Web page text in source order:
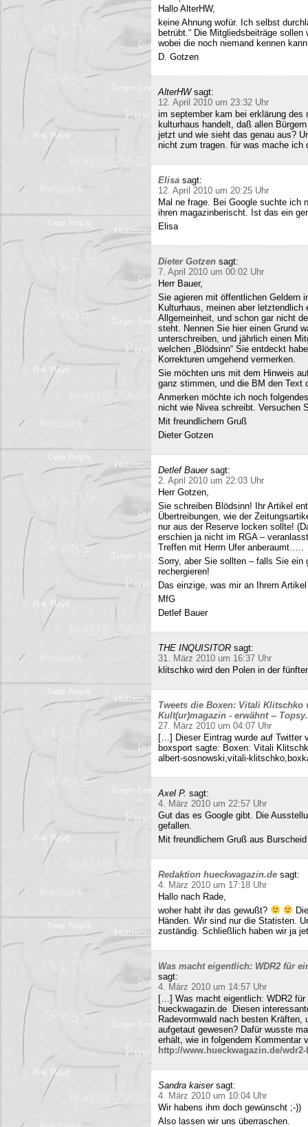
Hallo AlterHW,
keine Ahnung wofür. Ich selbst
betrübt.“ Die Mitgliedsbeiträge
wobei die noch niemand kennen
D. Gotzen
AlterHW sagt:
12. April 2010 um 23:32 Uhr
im september kam bei erklärung
kulturhaus handelt, daß allen
jetzt und wie sieht das genau aus?
nicht zum tragen. für was mache ich
Elisa sagt:
12. April 2010 um 20:25 Uhr
Mal ne frage. Bei Google suchte ich
ihren magazinberischt. Ist das ein
Elisa
Dieter Gotzen sagt:
7. April 2010 um 00:02 Uhr
Herr Bauer,
Sie agieren mit öffentlichen Geldern
Kulturhaus, meinen aber
Allgemeinheit, und schon gar nicht
steht. Nennen Sie hier einen Grund
unterschreiben, und jährlich einen
welchen „Blödsinn“ Sie entdeckt
Korrekturen umgehend vermerken.
Sie möchten uns mit dem Hinweis
ganz stimmen, und die BM den Text
Anmerken möchte ich noch
nicht wie Nivea schreibt. Versuchen
Mit freundlichem Gruß
Dieter Gotzen
Detlef Bauer sagt:
2. April 2010 um 22:03 Uhr
Herr Gotzen,
Sie schreiben Blödsinn! Ihr Artikel
Übertreibungen, wie der
nur aus der Reserve locken sollte!
erschien ja nicht im RGA –
Treffen mit Herrn Ufer anberaumt…..
Sorry, aber Sie sollten – falls Sie ein
rechergieren!
Das einzige, was mir an Ihrem
MfG
Detlef Bauer
THE INQUISITOR sagt:
31. März 2010 um 16:37 Uhr
klitschko wird den Polen in der
Tweets die Boxen: Vitali Klitschko
Kult(ur)magazin - erwähnt --
27. März 2010 um 04:07 Uhr
[…] Dieser Eintrag wurde auf Twitter
boxsport sagte: Boxen: Vitali
albert-sosnowski,vitali-
Axel P. sagt:
4. März 2010 um 22:57 Uhr
Gut das es Google gibt. Die
gefallen.
Mit freundlichem Gruß aus Burscheid
Redaktion hueckwagazin.de sagt:
4. März 2010 um 17:18 Uhr
Hallo nach Rade,
woher habt ihr das gewußt?
Händen. Wir sind nur die Statisten.
zuständig. Schließlich haben wir ja
Was macht eigentlich: WDR2 für
sagt:
4. März 2010 um 14:57 Uhr
[…] Was macht eigentlich: WDR2
hueckwagazin.de Diesen
Radevormwald nach besten
aufgetaut gewesen? Dafür wusste
erhält, wie in folgendem Kommentar
http://www.hueckwagazin.de/
Sandra kaiser sagt:
4. März 2010 um 10:04 Uhr
Wir habens ihm doch gewünscht ;-))
Also lassen wir uns überraschen.